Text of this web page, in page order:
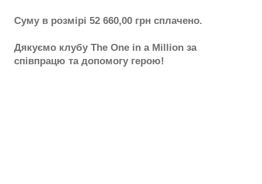
Суму в розмірі 52 660,00 грн сплачено.
Дякуємо клубу The One in a Million за
співпрацю та допомогу герою!